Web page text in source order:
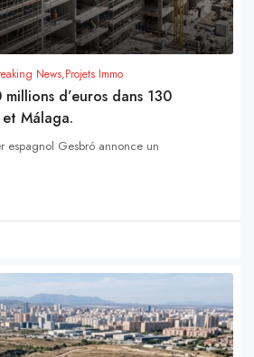
News,Projets Immo
d’euros dans 130
Málaga.
espagnol Gesbró annonce un